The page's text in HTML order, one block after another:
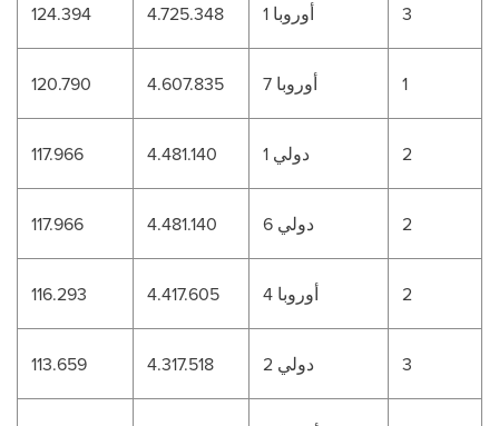
124.394 4.725.348 أوروبا 1 3
120.790 4.607.835 أوروبا 7 1
117.966 4.481.140 دولي 1 2
117.966 4.481.140 دولي 6 2
116.293 4.417.605 أوروبا 4 2
113.659 4.317.518 دولي 2 3